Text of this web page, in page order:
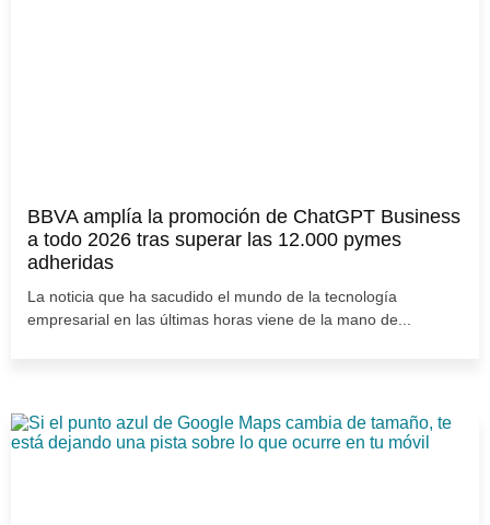
BBVA amplía la promoción de ChatGPT Business
a todo 2026 tras superar las 12.000 pymes
adheridas
La noticia que ha sacudido el mundo de la tecnología
empresarial en las últimas horas viene de la mano de...